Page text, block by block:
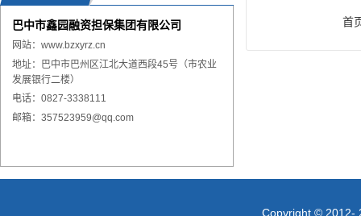
巴中市鑫园融资担保集团有限公司
网站： www.bzxyrz.cn
地址：巴中市巴州区江北大道西段45号（市农业
发展银行二楼）
电话：0827-3338111
邮箱：357523959@qq.com
首
Copyright © 2012-